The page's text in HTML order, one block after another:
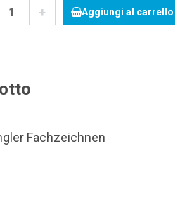
+ Aggiungi al carrello
Fachzeichnen